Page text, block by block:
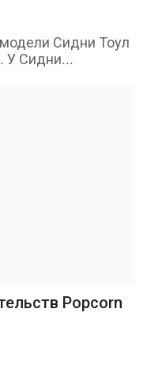
Сидни Тоул
У Сидни...
Popcorn